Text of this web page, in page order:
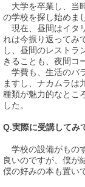
大学を卒業し、当
の学校を探し始めま
現在、昼間はイタ
れは今振り返ってみ
し、昼間のレストラ
きることも、夜間コ
学費も、生活のバ
ますし、ナカムラは
種類が魅力的なとこ
した。
Q.実際に受講してみ
学校の設備がもの
良いのですが、僕が
僕の好みの本も置い